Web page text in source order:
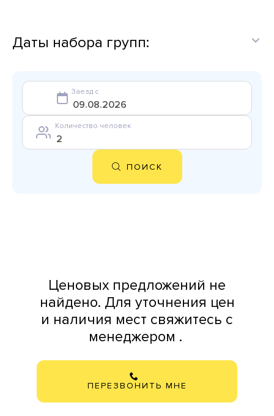
Даты набора групп:
Заезд с
Количество человек
ПОИСК
Ценовых предложений не
найдено. Для уточнения цен
и наличия мест свяжитесь с
менеджером .
ПЕРЕЗВОНИТЬ МНЕ